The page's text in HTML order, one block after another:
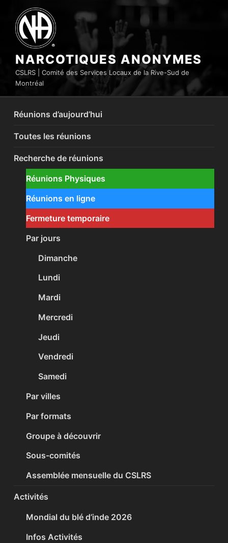
contenu
principal
NARCOTIQUES ANONYMES
CSLRS | Comité des Services Locaux de la Rive-Sud de
Montréal
Réunions d’aujourd’hui
Toutes les réunions
Recherche de réunions
Réunions Physiques
Réunions en ligne
Fermeture temporaire
Par jours
Dimanche
Lundi
Mardi
Mercredi
Jeudi
Vendredi
Samedi
Par villes
Par formats
Groupe à découvrir
Sous-comités
Assemblée mensuelle du CSLRS
Activités
Mondial du blé d’inde 2026
Infos Activités